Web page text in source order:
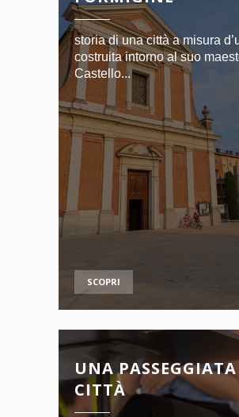
storia di una città a misura
costruita intorno al suo
Castello...
SCOPRI
UNA
CITTÀ